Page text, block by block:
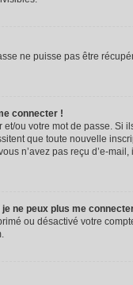
ne puisse pas être
connecter !
et/ou votre mot de passe.
que toute nouvelle
n’avez pas reçu d’e-
ne peux plus me
ou désactivé votre